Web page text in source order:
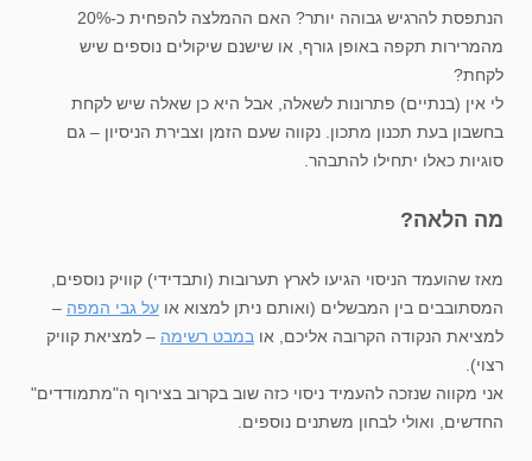
הנתפסת להרגיש גבוהה יותר? האם ההמלצה להפחית כ-20%
מהמרירות תקפה באופן גורף, או שישנם שיקולים נוספים שיש
לקחת?
לי אין (בנתיים) פתרונות לשאלה, אבל היא כן שאלה שיש לקחת
בחשבון בעת תכנון מתכון. נקווה שעם הזמן וצבירת הניסיון – גם
סוגיות כאלו יתחילו להתבהר.
מה הלאה?
מאז שהועמד הניסוי הגיעו לארץ תערובות (ותבדידי) קוויק נוספים,
המסתובבים בין המבשלים (ואותם ניתן למצוא או על גבי המפה –
למציאת הנקודה הקרובה אליכם, או במבט רשימה – למציאת קוויק
רצוי).
אני מקווה שנזכה להעמיד ניסוי כזה שוב בקרוב בצירוף ה"מתמודדים"
החדשים, ואולי לבחון משתנים נוספים.